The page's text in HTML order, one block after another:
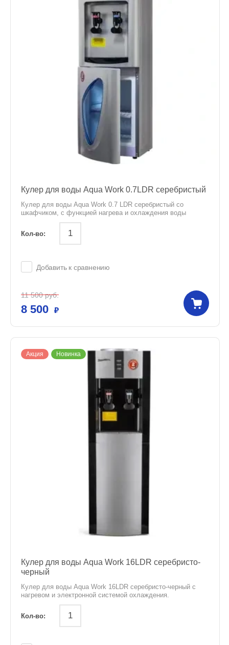
Кулер для воды Aqua Work 0.7LDR серебристый
Кулер для воды Aqua Work 0.7 LDR серебристый со
шкафчиком, c функцией нагрева и охлаждения воды
Кол-во:
Добавить к сравнению
11 500руб.
8 500
Акция Новинка
Кулер для воды Aqua Work 16LDR серебристо-
черный
Кулер для воды Aqua Work 16LDR серебристо-черный с
нагревом и электронной системой охлаждения.
Кол-во: